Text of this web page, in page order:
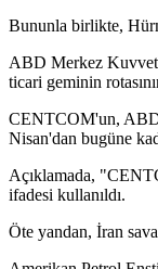
Bununla birlikte,
ABD Merkez
ticari geminin
CENTCOM'un, ABD
Nisan'dan bugüne
Açıklamada,
ifadesi kullanıldı.
Öte yandan, İran